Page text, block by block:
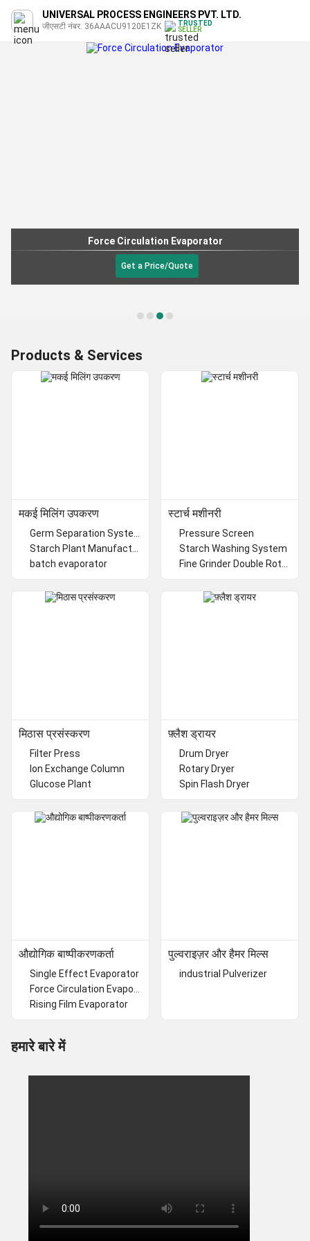
UNIVERSAL PROCESS ENGINEERS PVT. LTD.
जीएसटी नंबर. 36AAACU9120E1ZK
TRUSTED
SELLER
Force Circulation Evaporator
Get a Price/Quote
Products & Services
मकई मिलिंग उपकरण
batch evaporator
स्टार्च मशीनरी
Pressure Screen
Starch Washing System
मिठास प्रसंस्करण
Filter Press
Ion Exchange Column
Glucose Plant
फ़्लैश ड्रायर
Drum Dryer
Rotary Dryer
Spin Flash Dryer
औद्योगिक बाष्पीकरणकर्ता
Single Effect Evaporator
Rising Film Evaporator
पुल्वराइज़र और हैमर मिल्स
industrial Pulverizer
हमारे बारे में